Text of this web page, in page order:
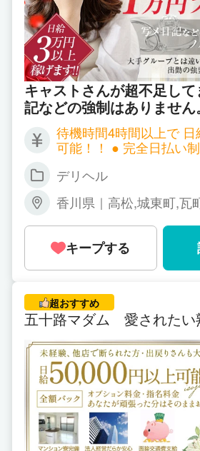
皆様は何をポイントとなさいま
仕事内容でしょうか…
勤務地でしょうか…
職場の雰囲気でしょうか…
一番大きな影響となるのは、や
ます。
今、このサイトをご覧頂いてお
りも少しでも安心して収入を得
なのではないでしょうか…
そこで、親戚より優しい高松の
さる1日1日に“確実な安心とプ
に安定した給与体制を設けました
まず、1つ目は…
2ヶ月間完全保証！
1日5時間受付で1万円を確実に
誇大広告で保証が貰えない…と
キャストさんが超不足し
記などの強制はありませ
りません。 大手グループ
ペースで働けます。
待機時間4時間以上で 日給30,000円以上
可能！！ ● 完全日払い制 ▼若妻コース▼
分 14,000円 ▼熟妻コース▼ ・70分 6,00
0円 ・90分 10,000円 ・120分 13,000円
▼豊妻コース▼ ・70分 5,000円 ・90分
9,000円 ・120分 11,000円 全コース共通
┗ リピ様の場合 上記金額に 本指名料1,1
00円 が プラスになります ┗オプション
デリヘル
香川県｜高松,城東町,瓦
キープする
超おすすめ
五十路マダム 愛された